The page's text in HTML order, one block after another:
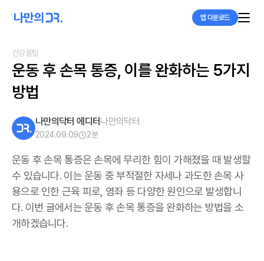
앱 다운로드
건강꿀팁
운동 후 손목 통증, 이를 완화하는 5가지
방법
나만의닥터 에디터나만의닥터
2024.09.09 2분
운동 후 손목 통증은 손목에 무리한 힘이 가해졌을 때 발생할
수 있습니다. 이는 운동 중 부적절한 자세나 과도한 손목 사
용으로 인한 근육 피로, 염좌 등 다양한 원인으로 발생합니
다. 이번 글에서는 운동 후 손목 통증을 완화하는 방법을 소
개하겠습니다.